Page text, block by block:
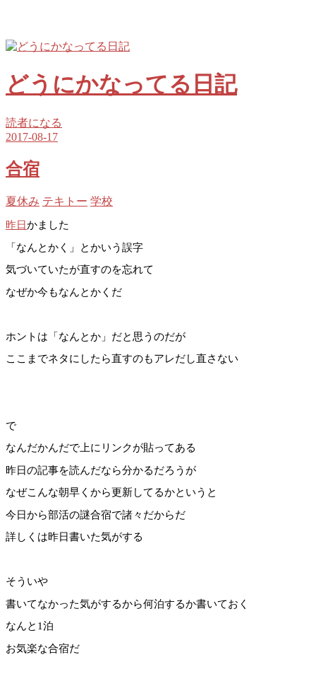
どうにかなってる日記
読者になる
2017-08-17
合宿
夏休み テキトー 学校
昨日かました
「なんとかく」とかいう誤字
気づいていたが直すのを忘れて
なぜか今もなんとかくだ
ホントは「なんとか」だと思うのだが
ここまでネタにしたら直すのもアレだし直さない
で
なんだかんだで上にリンクが貼ってある
昨日の記事を読んだなら分かるだろうが
なぜこんな朝早くから更新してるかというと
今日から部活の謎合宿で諸々だからだ
詳しくは昨日書いた気がする
そういや
書いてなかった気がするから何泊するか書いておく
なんと1泊
お気楽な合宿だ